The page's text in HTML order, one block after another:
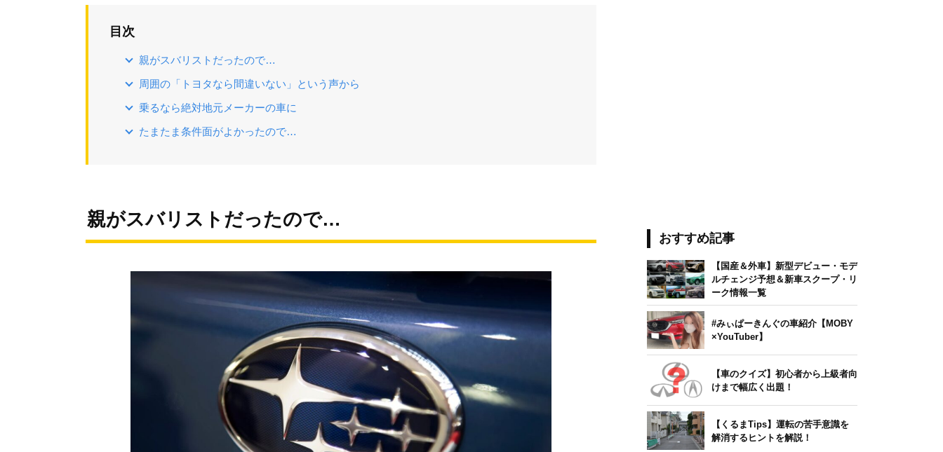
目次
親がスバリストだったので…
周囲の「トヨタなら間違いない」という声から
乗るなら絶対地元メーカーの車に
たまたま条件面がよかったので…
親がスバリストだったので…
おすすめ記事
【国産＆外車】新型デビュー・モデ
ルチェンジ予想＆新車スクープ・リ
ーク情報一覧
#みぃぱーきんぐの車紹介【MOBY
×YouTuber】
【車のクイズ】初心者から上級者向
けまで幅広く出題！
【くるまTips】運転の苦手意識を
解消するヒントを解説！